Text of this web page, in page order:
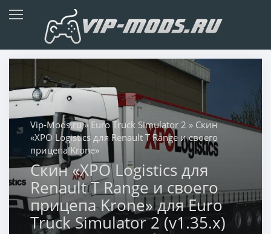
Vip-Mods.ru»Euro Truck Simulator 2 » Скин
«XPO Logistics для Renault T Range и своего
прицепа Krone»
Скин «XPO Logistics для
Renault T Range и своего
прицепа Krone» для Euro
Truck Simulator 2 (v1.35.x)